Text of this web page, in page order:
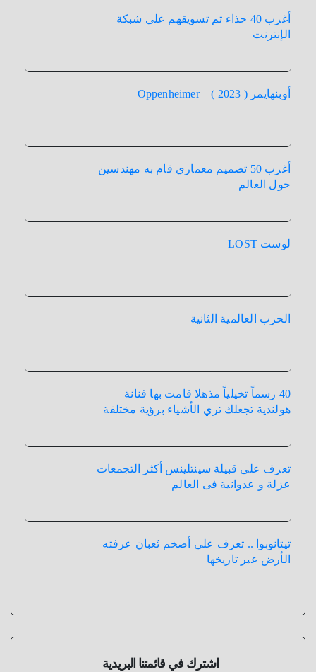
أغرب 40 حذاء تم تسويقهم علي شبكة
الإنترنت
أوبنهايمر ( 2023 ) – Oppenheimer
أغرب 50 تصميم معماري قام به مهندسين
حول العالم
لوست LOST
الحرب العالمية الثانية
40 رسماً تخيلياً مذهلا قامت بها فنانة
هولندية تجعلك تري الأشياء برؤية مختلفة
تعرف على قبيلة سينتلينس أكثر التجمعات
عزلة و عدوانية فى العالم
تيتانوبوا .. تعرف علي أضخم ثعبان عرفته
الأرض عبر تاريخها
اشترك في قائمتنا البريدية